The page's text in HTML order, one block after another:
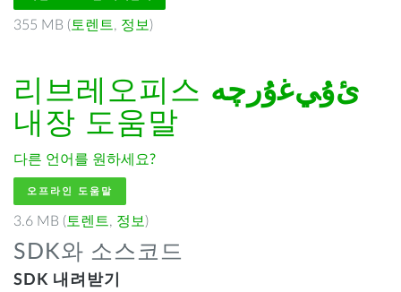
355 MB ( 토렌트, 정보 )
리브레오피스 ﺉۇﻲﻏۇﺭچە
내장 도움말
다른 언어를 원하세요?
오프라인 도움말
3.6 MB ( 토렌트, 정보 )
SDK와 소스코드
SDK 내려받기